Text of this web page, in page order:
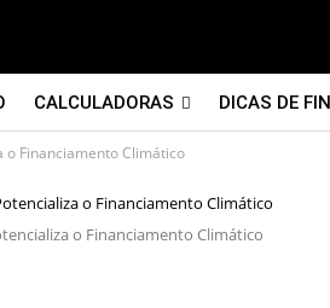
CALCULADORAS DICAS DE
o Financiamento Climático
o Financiamento Climático